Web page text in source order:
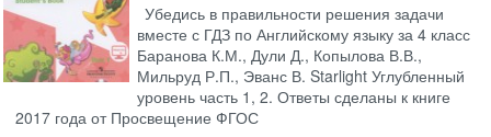
Убедись в правильности решения задачи
вместе с ГДЗ по Английскому языку за 4 класс
Баранова К.М., Дули Д., Копылова В.В.,
Мильруд Р.П., Эванс В. Starlight Углубленный
уровень часть 1, 2. Ответы сделаны к книге
2017 года от Просвещение ФГОС